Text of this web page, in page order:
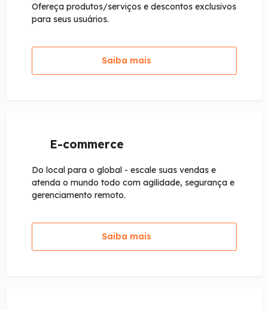
Ofereça produtos/serviços e descontos exclusivos
para seus usuários.
Saiba mais
E-commerce
Do local para o global - escale suas vendas e
atenda o mundo todo com agilidade, segurança e
gerenciamento remoto.
Saiba mais